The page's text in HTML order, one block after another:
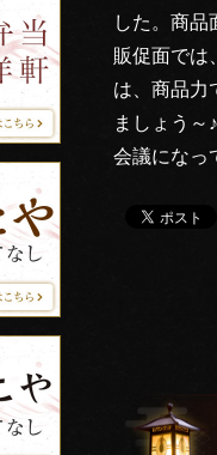
した。商
販促面では
は、商品力
ましょう～
会議になっ